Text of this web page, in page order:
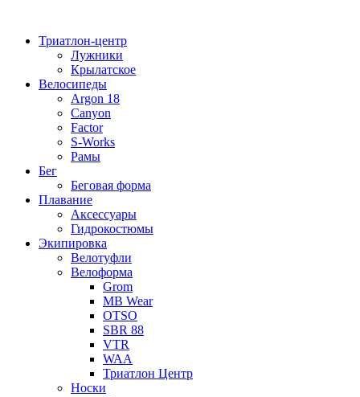
содержимому
Триатлон-центр
Лужники
Крылатское
Велосипеды
Argon 18
Canyon
Factor
S-Works
Рамы
Бег
Беговая форма
Плавание
Аксессуары
Гидрокостюмы
Экипировка
Велотуфли
Велоформа
Grom
MB Wear
OTSO
SBR 88
VTR
WAA
Триатлон Центр
Носки